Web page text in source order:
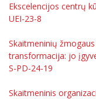
Ekscelencijos centrų
UEI-23-8
Skaitmeninių
transformacija: jo
S-PD-24-19
Skaitmeninis